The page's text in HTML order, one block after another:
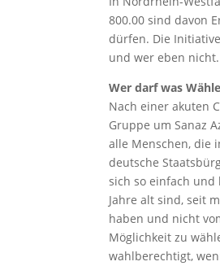
800.00 sind davon
dürfen. Die
und wer eben nicht.
Wer darf was
Nach einer akuten
Gruppe um Sanaz
alle Menschen, die
deutsche
sich so einfach und
Jahre alt sind, seit
haben und nicht
Möglichkeit zu
wahlberechtigt,